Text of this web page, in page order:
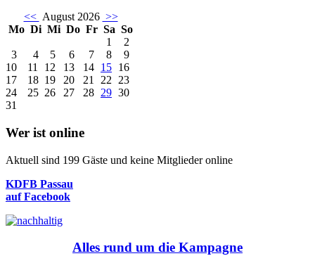
<< August 2026 >>
Mo Di Mi Do Fr Sa So
1
2
3
4 5 6 7 8
9
10
11 12 13 14 15 16
17
18 19 20 21 22
23
24
25 26 27 28 29 30
31
Wer ist online
Aktuell sind 199 Gäste und keine Mitglieder online
KDFB Passau
auf Facebook
Alles rund um die Kampagne